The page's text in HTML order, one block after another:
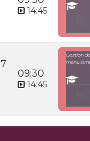
14:45
09:30
14:45
Gestion
menu